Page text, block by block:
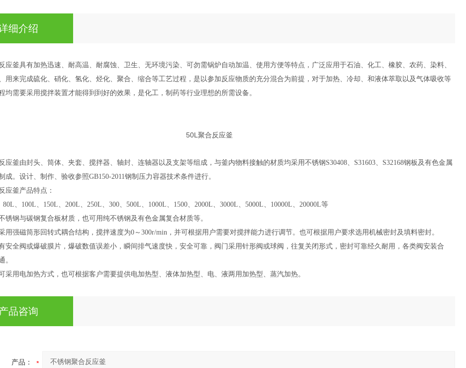
细介绍
应釜具有加热迅速、耐高温、耐腐蚀、卫生、无环境污染、可勿需锅炉自动加温、使用方便等特点，广泛应用于石油、化工、橡胶、农药、染料、
用来完成硫化、硝化、氢化、烃化、聚合、缩合等工艺过程，是以参加反应物质的充分混合为前提，对于加热、冷却、和液体萃取以及气体吸收等
均需要采用搅拌装置才能得到到好的效果，是化工，制药等行业理想的所需设备。
50L聚合反应釜
应釜由封头、筒体、夹套、搅拌器、轴封、连轴器以及支架等组成，与釜内物料接触的材质均采用不锈钢S30408、S31603、S32168钢板及有色金属
成。设计、制作、验收参照GB150-2011钢制压力容器技术条件进行。
应釜产品特点：
、100L、150L、200L、250L、300、500L、1000L、1500、2000L、3000L、5000L、10000L、20000L等
锈钢与碳钢复合板材质，也可用纯不锈钢及有色金属复合材质等。
用强磁筒形回转式耦合结构，搅拌速度为0～300r/min，并可根据用户需要对搅拌能力进行调节。也可根据用户要求选用机械密封及填料密封。
安全阀或爆破膜片，爆破数值误差小，瞬间排气速度快，安全可靠，阀门采用针形阀或球阀，往复关闭形式，密封可靠经久耐用，各类阀安装合
。
采用电加热方式，也可根据客户需要提供电加热型、液体加热型、电、液两用加热型、蒸汽加热。
品咨询
产品：